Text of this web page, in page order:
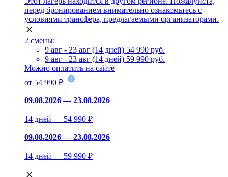
перед бронированием внимательно ознакомьтесь с
условиями трансфера, предлагаемыми организаторами.
2 смены:
9 авг - 23 авг (14 дней) 54 990 руб.
9 авг - 23 авг (14 дней) 59 990 руб.
Можно оплатить на сайте
от 54 990 ₽
09.08.2026 — 23.08.2026
14 дней — 54 990 ₽
09.08.2026 — 23.08.2026
14 дней — 59 990 ₽